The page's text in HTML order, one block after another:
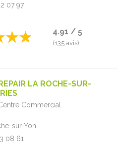
07 97
4.91 / 5
(135 avis)
LA ROCHE-SUR-
Commercial
sur-Yon
08 61